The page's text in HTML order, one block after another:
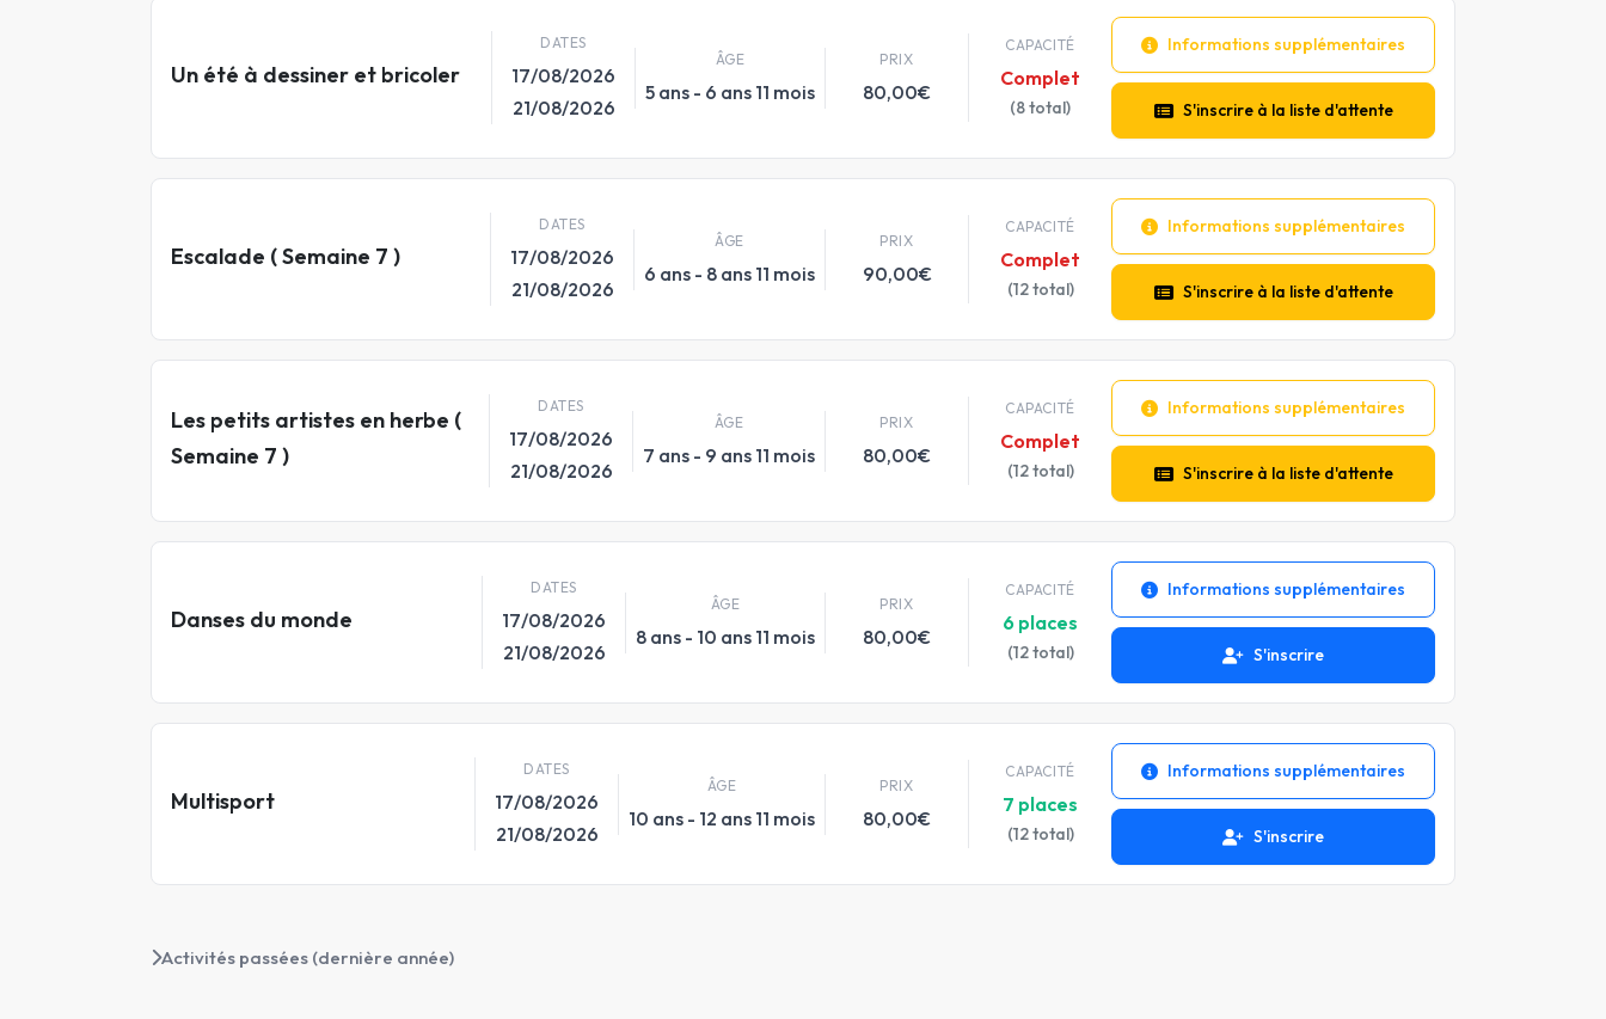
Un été à dessiner et bricoler
DATES
17/08/2026
21/08/2026
ÂGE
5 ans - 6 ans 11 mois
PRIX
80,00€
CAPACITÉ
Complet
(8 total)
Informations supplémentaires
S'inscrire à la liste d'attente
Escalade ( Semaine 7 )
DATES
17/08/2026
21/08/2026
ÂGE
6 ans - 8 ans 11 mois
PRIX
90,00€
CAPACITÉ
Complet
(12 total)
Informations supplémentaires
S'inscrire à la liste d'attente
Les petits artistes en herbe (
Semaine 7 )
DATES
17/08/2026
21/08/2026
ÂGE
7 ans - 9 ans 11 mois
PRIX
80,00€
CAPACITÉ
Complet
(12 total)
Informations supplémentaires
S'inscrire à la liste d'attente
Danses du monde
DATES
17/08/2026
21/08/2026
ÂGE
8 ans - 10 ans 11 mois
PRIX
80,00€
CAPACITÉ
6 places
(12 total)
Informations supplémentaires
S'inscrire
Multisport
DATES
17/08/2026
21/08/2026
ÂGE
10 ans - 12 ans 11 mois
PRIX
80,00€
CAPACITÉ
7 places
(12 total)
Informations supplémentaires
S'inscrire
Activités passées (dernière année)